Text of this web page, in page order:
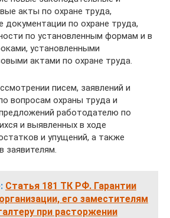
акты по охране труда,
документации по охране труда,
по установленным формам и в
установленными
актами по охране труда.
писем, заявлений и
вопросам охраны труда и
работодателю по
и выявленных в ходе
и упущений, а также
заявителям.
Статья 181 ТК РФ. Гарантии
его заместителям
при расторжении